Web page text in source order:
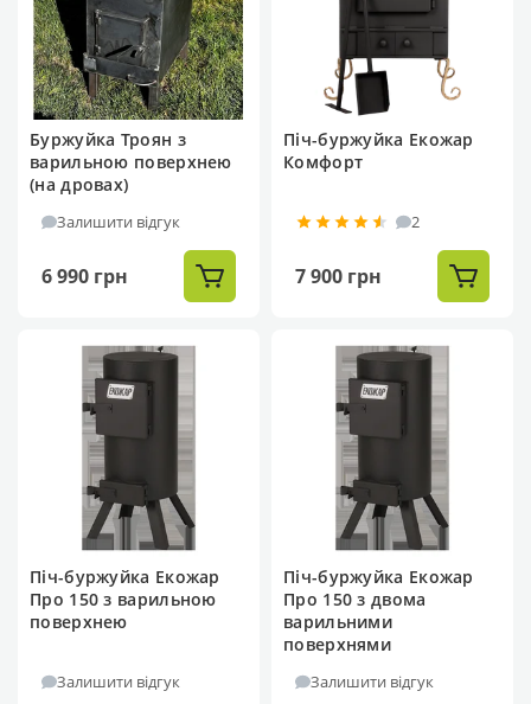
Буржуйка Троян з
варильною поверхнею
(на дровах)
Залишити відгук
6 990 грн
Піч-буржуйка Екожар
Комфорт
2
7 900 грн
Піч-буржуйка Екожар
Про 150 з варильною
поверхнею
Залишити відгук
Піч-буржуйка Екожар
Про 150 з двома
варильними
поверхнями
Залишити відгук